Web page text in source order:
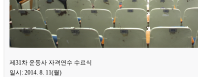
제31차 운동사 자격연수 수료식
일시: 2014. 8. 11(월)